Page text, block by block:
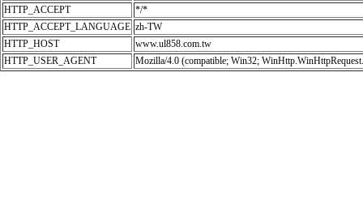
HTTP_ACCEPT
*/*
HTTP_ACCEPT_LANGUAGE zh-TW
HTTP_HOST
www.ul858.com.tw
HTTP_USER_AGENT
Mozilla/4.0 (compatible; Win32;